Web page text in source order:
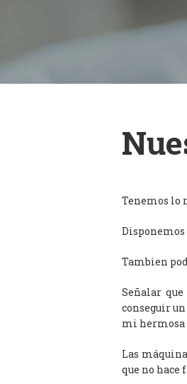
Tenemos lo
Disponemos
Tambien
Señalar
conseguir
mi hermosa
Las
que no hace